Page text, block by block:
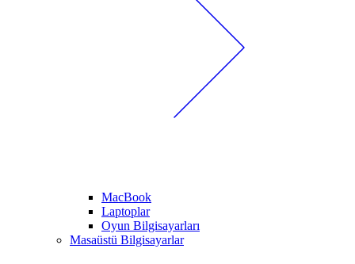
MacBook
Laptoplar
Oyun Bilgisayarları
Masaüstü Bilgisayarlar